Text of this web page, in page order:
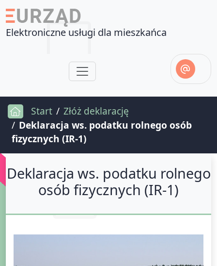
Elektroniczne usługi dla mieszkańca
Start
Złóż deklarację
Deklaracja ws. podatku rolnego osób
fizycznych (IR-1)
Deklaracja ws. podatku rolnego
osób fizycznych (IR-1)